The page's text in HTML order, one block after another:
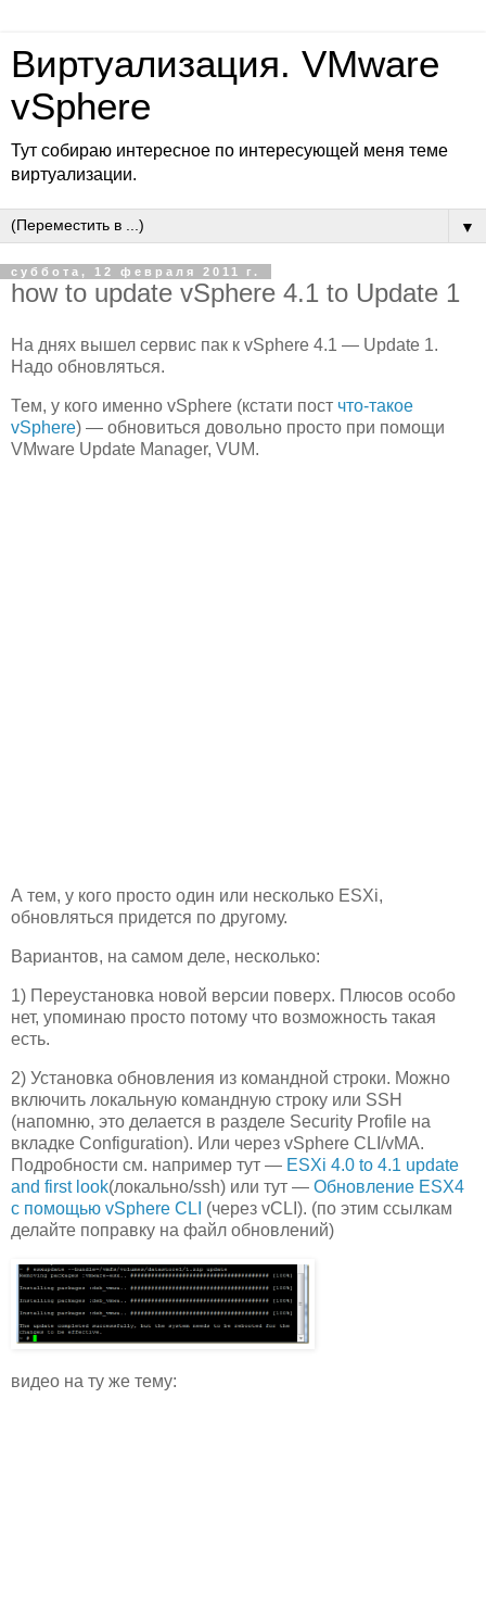
Виртуализация. VMware
vSphere
Тут собираю интересное по интересующей меня теме
виртуализации.
▼
суббота, 12 февраля 2011 г.
how to update vSphere 4.1 to Update 1
На днях вышел сервис пак к vSphere 4.1 — Update 1.
Надо обновляться.
Тем, у кого именно vSphere (кстати пост что-такое
vSphere) — обновиться довольно просто при помощи
VMware Update Manager, VUM.
А тем, у кого просто один или несколько ESXi,
обновляться придется по другому.
Вариантов, на самом деле, несколько:
1) Переустановка новой версии поверх. Плюсов особо
нет, упоминаю просто потому что возможность такая
есть.
2) Установка обновления из командной строки. Можно
включить локальную командную строку или SSH
(напомню, это делается в разделе Security Profile на
вкладке Configuration). Или через vSphere CLI/vMA.
Подробности см. например тут — ESXi 4.0 to 4.1 update
and first look(локально/ssh) или тут — Обновление ESX4
с помощью vSphere CLI (через vCLI). (по этим ссылкам
делайте поправку на файл обновлений)
видео на ту же тему: